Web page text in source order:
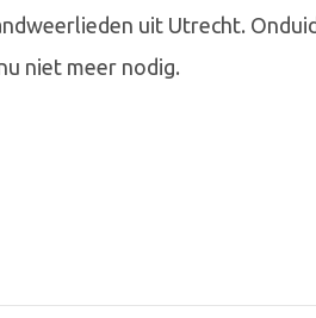
uit Utrecht.
niet meer nodig.